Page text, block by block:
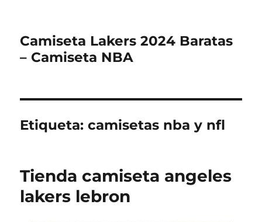
Camiseta Lakers 2024 Baratas
– Camiseta NBA
Etiqueta:camisetas nba y nfl
Tienda camiseta angeles
lakers lebron